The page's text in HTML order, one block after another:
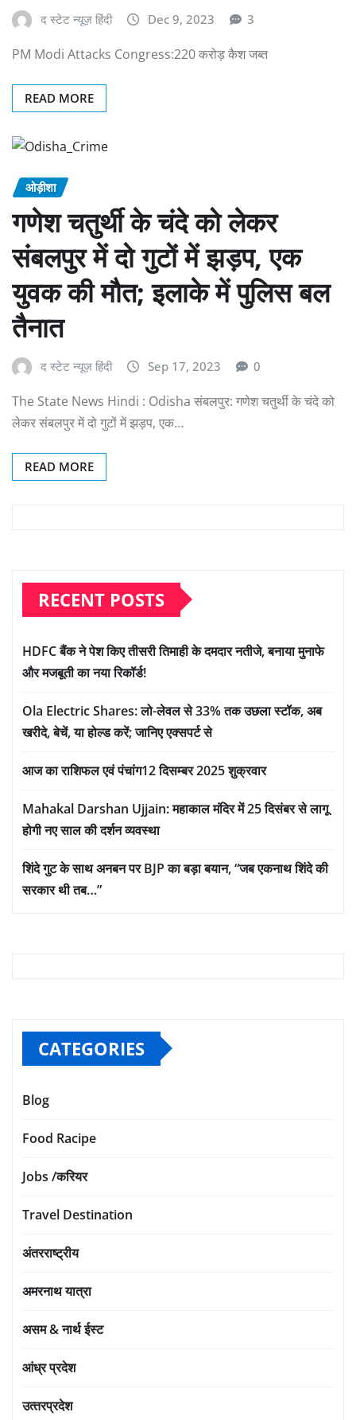
द स्टेट न्यूज़ हिंदी Dec 9, 2023 3
PM Modi Attacks Congress:220 करोड़ कैश जब्त
READ MORE
ओड़ीशा
गणेश चतुर्थी के चंदे को लेकर
संबलपुर में दो गुटों में झड़प, एक
युवक की मौत; इलाके में प‍ुलिस बल
तैनात
द स्टेट न्यूज़ हिंदी Sep 17, 2023 0
The State News Hindi : Odisha संबलपुर: गणेश चतुर्थी के चंदे को
लेकर संबलपुर में दो गुटों में झड़प, एक…
READ MORE
RECENT POSTS
HDFC बैंक ने पेश किए तीसरी तिमाही के दमदार नतीजे, बनाया मुनाफे
और मजबूती का नया रिकॉर्ड!
Ola Electric Shares: लो-लेवल से 33% तक उछला स्टॉक, अब
खरीदे, बेचें, या होल्ड करें; जानिए एक्सपर्ट से
आज का राशिफल एवं पंचांग12 दिसम्बर 2025 शुक्रवार
Mahakal Darshan Ujjain: महाकाल मंदिर में 25 दिसंबर से लागू
होगी नए साल की दर्शन व्यवस्था
शिंदे गुट के साथ अनबन पर BJP का बड़ा बयान, “जब एकनाथ शिंदे की
सरकार थी तब…”
CATEGORIES
Blog
Food Racipe
Jobs /करियर
Travel Destination
अंतरराष्ट्रीय
अमरनाथ यात्रा
असम & नार्थ ईस्ट
आंध्र प्रदेश
उत्‍तरप्रदेश